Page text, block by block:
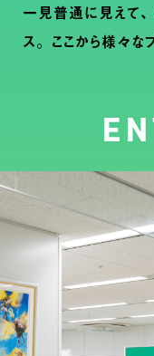
一見普通に見えて
ス。 ここから様々な